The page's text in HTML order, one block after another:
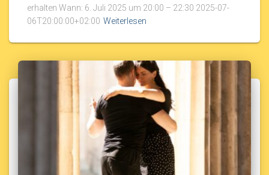
erhalten Wann: 6. Juli 2025 um 20:00 – 22:30 2025-07-
06T20:00:00+02:00 Weiterlesen